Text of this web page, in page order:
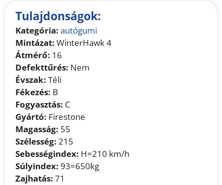
Tulajdonságok:
Kategória: autógumi
Mintázat: WinterHawk 4
Átmérő: 16
Defekttűrés: Nem
Évszak: Téli
Fékezés: B
Fogyasztás: C
Gyártó: Firestone
Magasság: 55
Szélesség: 215
Sebességindex: H=210 km/h
Súlyindex: 93=650kg
Zajhatás: 71